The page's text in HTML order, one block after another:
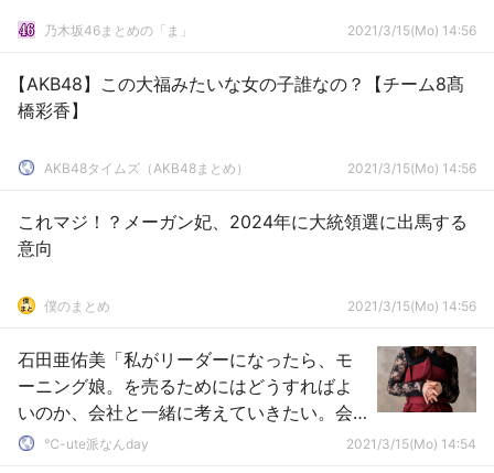
乃木坂46まとめの「ま」 2021/3/15(Mo) 14:56
【AKB48】この大福みたいな女の子誰なの？【チーム8髙
橋彩香】
AKB48タイムズ（AKB48まとめ） 2021/3/15(Mo) 14:56
これマジ！？メーガン妃、2024年に大統領選に出馬する
意向
僕のまとめ 2021/3/15(Mo) 14:56
石田亜佑美「私がリーダーになったら、モ
ーニング娘。を売るためにはどうすればよ
いのか、会社と一緒に考えていきたい。会
議にも出席したい。」
℃-ute派なんday 2021/3/15(Mo) 14:54